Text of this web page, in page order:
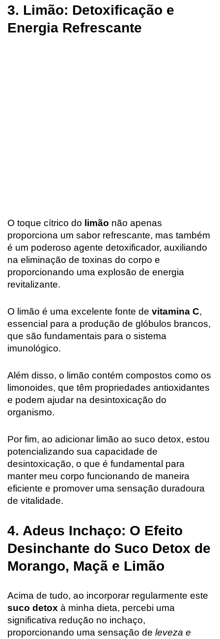
3. Limão: Detoxificação e
Energia Refrescante
O toque cítrico do limão não apenas
proporciona um sabor refrescante, mas também
é um poderoso agente detoxificador, auxiliando
na eliminação de toxinas do corpo e
proporcionando uma explosão de energia
revitalizante.
O limão é uma excelente fonte de vitamina C,
essencial para a produção de glóbulos brancos,
que são fundamentais para o sistema
imunológico.
Além disso, o limão contém compostos como os
limonoides, que têm propriedades antioxidantes
e podem ajudar na desintoxicação do
organismo.
Por fim, ao adicionar limão ao suco detox, estou
potencializando sua capacidade de
desintoxicação, o que é fundamental para
manter meu corpo funcionando de maneira
eficiente e promover uma sensação duradoura
de vitalidade.
4. Adeus Inchaço: O Efeito
Desinchante do Suco Detox de
Morango, Maçã e Limão
Acima de tudo, ao incorporar regularmente este
suco detox à minha dieta, percebi uma
significativa redução no inchaço,
proporcionando uma sensação de leveza e